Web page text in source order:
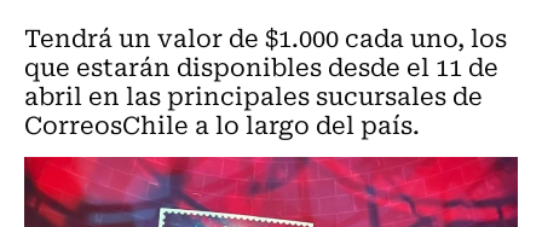
Tendrá un valor de $1.000 cada uno, los
que estarán disponibles desde el 11 de
abril en las principales sucursales de
CorreosChile a lo largo del país.